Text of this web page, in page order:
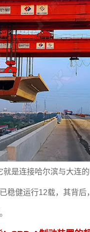
就是连接哈尔滨与大
健运行12载，其背后